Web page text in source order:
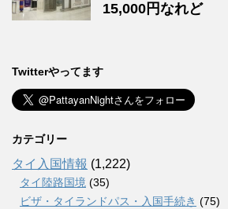
15,000円なれど
Twitterやってます
カテゴリー
タイ入国情報 (1,222)
タイ陸路国境 (35)
ビザ・タイランドパス・入国手続き (75)